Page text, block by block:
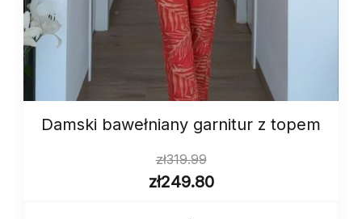
Damski bawełniany garnitur z topem
zł319.99
zł249.80